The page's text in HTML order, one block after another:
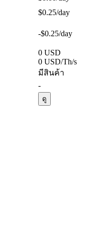
$0.25/day
-$0.25/day
0 USD
0 USD/Th/s
มีสินค้า
-
ดู